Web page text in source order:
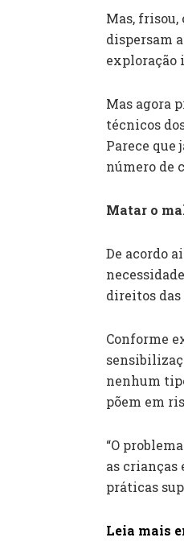
Mas,
dispersam
exploração
Mas agora
técnicos
Parece que
número de
Matar o
De acordo
direitos
Conforme
nenhum
põem em
“O
as crianças
práticas
Leia mais